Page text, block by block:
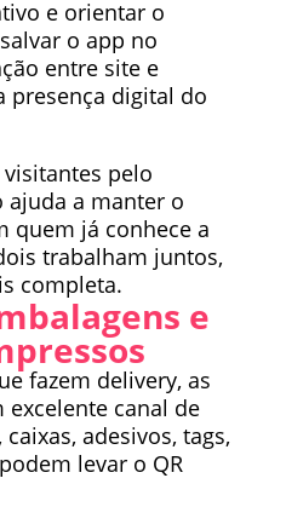
e orientar o
o app no
entre site e
presença digital do
pelo
ajuda a manter o
quem já conhece a
trabalham juntos,
completa.
e
fazem delivery, as
excelente canal de
adesivos, tags,
levar o QR